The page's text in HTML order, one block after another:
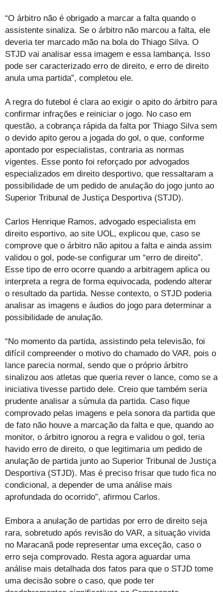
“O árbitro não é obrigado a marcar a falta quando o
assistente sinaliza. Se o árbitro não marcou a falta, ele
deveria ter marcado mão na bola do Thiago Silva. O
STJD vai analisar essa imagem e essa lambança. Isso
pode ser caracterizado erro de direito, e erro de direito
anula uma partida”, completou ele.
A regra do futebol é clara ao exigir o apito do árbitro para
confirmar infrações e reiniciar o jogo. No caso em
questão, a cobrança rápida da falta por Thiago Silva sem
o devido apito gerou a jogada do gol, o que, conforme
apontado por especialistas, contraria as normas
vigentes. Esse ponto foi reforçado por advogados
especializados em direito desportivo, que ressaltaram a
possibilidade de um pedido de anulação do jogo junto ao
Superior Tribunal de Justiça Desportiva (STJD).
Carlos Henrique Ramos, advogado especialista em
direito esportivo, ao site UOL, explicou que, caso se
comprove que o árbitro não apitou a falta e ainda assim
validou o gol, pode-se configurar um “erro de direito”.
Esse tipo de erro ocorre quando a arbitragem aplica ou
interpreta a regra de forma equivocada, podendo alterar
o resultado da partida. Nesse contexto, o STJD poderia
analisar as imagens e áudios do jogo para determinar a
possibilidade de anulação.
“No momento da partida, assistindo pela televisão, foi
difícil compreender o motivo do chamado do VAR, pois o
lance parecia normal, sendo que o próprio árbitro
sinalizou aos atletas que queria rever o lance, como se a
iniciativa tivesse partido dele. Creio que também seria
prudente analisar a súmula da partida. Caso fique
comprovado pelas imagens e pela sonora da partida que
de fato não houve a marcação da falta e que, quando ao
monitor, o árbitro ignorou a regra e validou o gol, teria
havido erro de direito, o que legitimaria um pedido de
anulação de partida junto ao Superior Tribunal de Justiça
Desportiva (STJD). Mas é preciso frisar que tudo fica no
condicional, a depender de uma análise mais
aprofundada do ocorrido”, afirmou Carlos.
Embora a anulação de partidas por erro de direito seja
rara, sobretudo após revisão do VAR, a situação vivida
no Maracanã pode representar uma exceção, caso o
erro seja comprovado. Resta agora aguardar uma
análise mais detalhada dos fatos para que o STJD tome
uma decisão sobre o caso, que pode ter